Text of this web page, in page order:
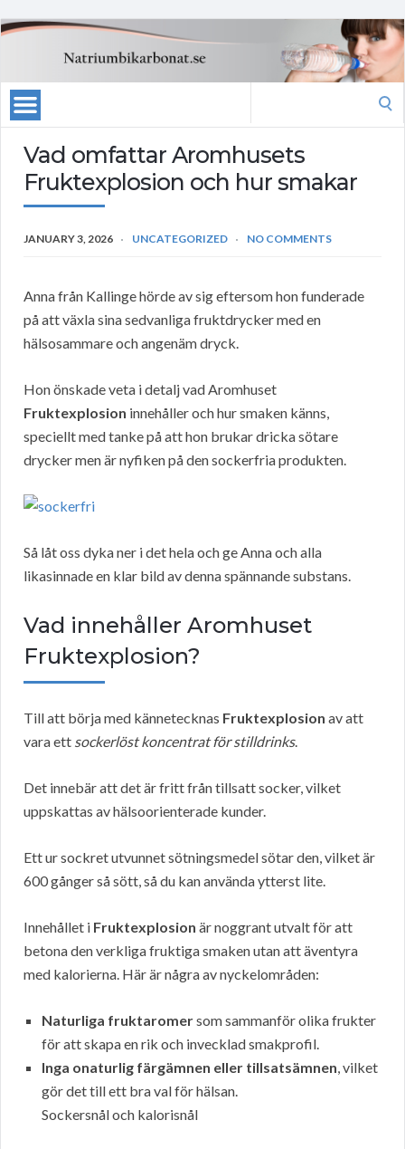
Vad omfattar Aromhusets
Fruktexplosion och hur smakar
JANUARY 3, 2026 UNCATEGORIZED NO COMMENTS
Anna från Kallinge hörde av sig eftersom hon funderade
på att växla sina sedvanliga fruktdrycker med en
hälsosammare och angenäm dryck.
Hon önskade veta i detalj vad Aromhuset
Fruktexplosion innehåller och hur smaken känns,
speciellt med tanke på att hon brukar dricka sötare
drycker men är nyfiken på den sockerfria produkten.
Så låt oss dyka ner i det hela och ge Anna och alla
likasinnade en klar bild av denna spännande substans.
Vad innehåller Aromhuset
Fruktexplosion?
Till att börja med kännetecknas Fruktexplosion av att
vara ett sockerlöst koncentrat för stilldrinks.
Det innebär att det är fritt från tillsatt socker, vilket
uppskattas av hälsoorienterade kunder.
Ett ur sockret utvunnet sötningsmedel sötar den, vilket är
600 gånger så sött, så du kan använda ytterst lite.
Innehållet i Fruktexplosion är noggrant utvalt för att
betona den verkliga fruktiga smaken utan att äventyra
med kalorierna. Här är några av nyckelområden:
Naturliga fruktaromersom sammanför olika frukter
för att skapa en rik och invecklad smakprofil.
Inga onaturlig färgämnen eller tillsatsämnen, vilket
gör det till ett bra val för hälsan.
Sockersnål och kalorisnål